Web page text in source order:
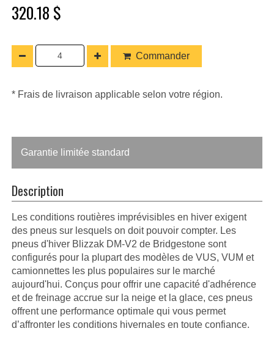
320.18 $
Commander
* Frais de livraison applicable selon votre région.
Garantie limitée standard
Description
Les conditions routières imprévisibles en hiver exigent
des pneus sur lesquels on doit pouvoir compter. Les
pneus d'hiver Blizzak DM-V2 de Bridgestone sont
configurés pour la plupart des modèles de VUS, VUM et
camionnettes les plus populaires sur le marché
aujourd'hui. Conçus pour offrir une capacité d'adhérence
et de freinage accrue sur la neige et la glace, ces pneus
offrent une performance optimale qui vous permet
d’affronter les conditions hivernales en toute confiance.